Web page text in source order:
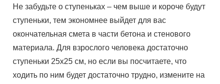
Не забудьте о ступеньках – чем выше и короче будут
ступеньки, тем экономнее выйдет для вас
окончательная смета в части бетона и стенового
материала. Для взрослого человека достаточно
ступеньки 25х25 см, но если вы посчитаете, что
ходить по ним будет достаточно трудно, измените на